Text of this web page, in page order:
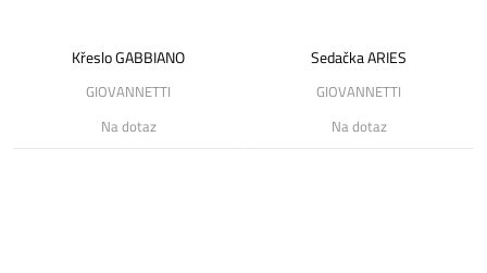
Křeslo GABBIANO
GIOVANNETTI
Na dotaz
Sedačka ARIES
GIOVANNETTI
Na dotaz